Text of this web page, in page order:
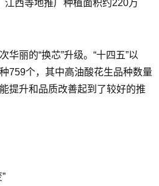
江西等地推广种植面积约220万
华丽的“换芯”升级。“十四五”以
759个，其中高油酸花生品种数量
提升和品质改善起到了较好的推